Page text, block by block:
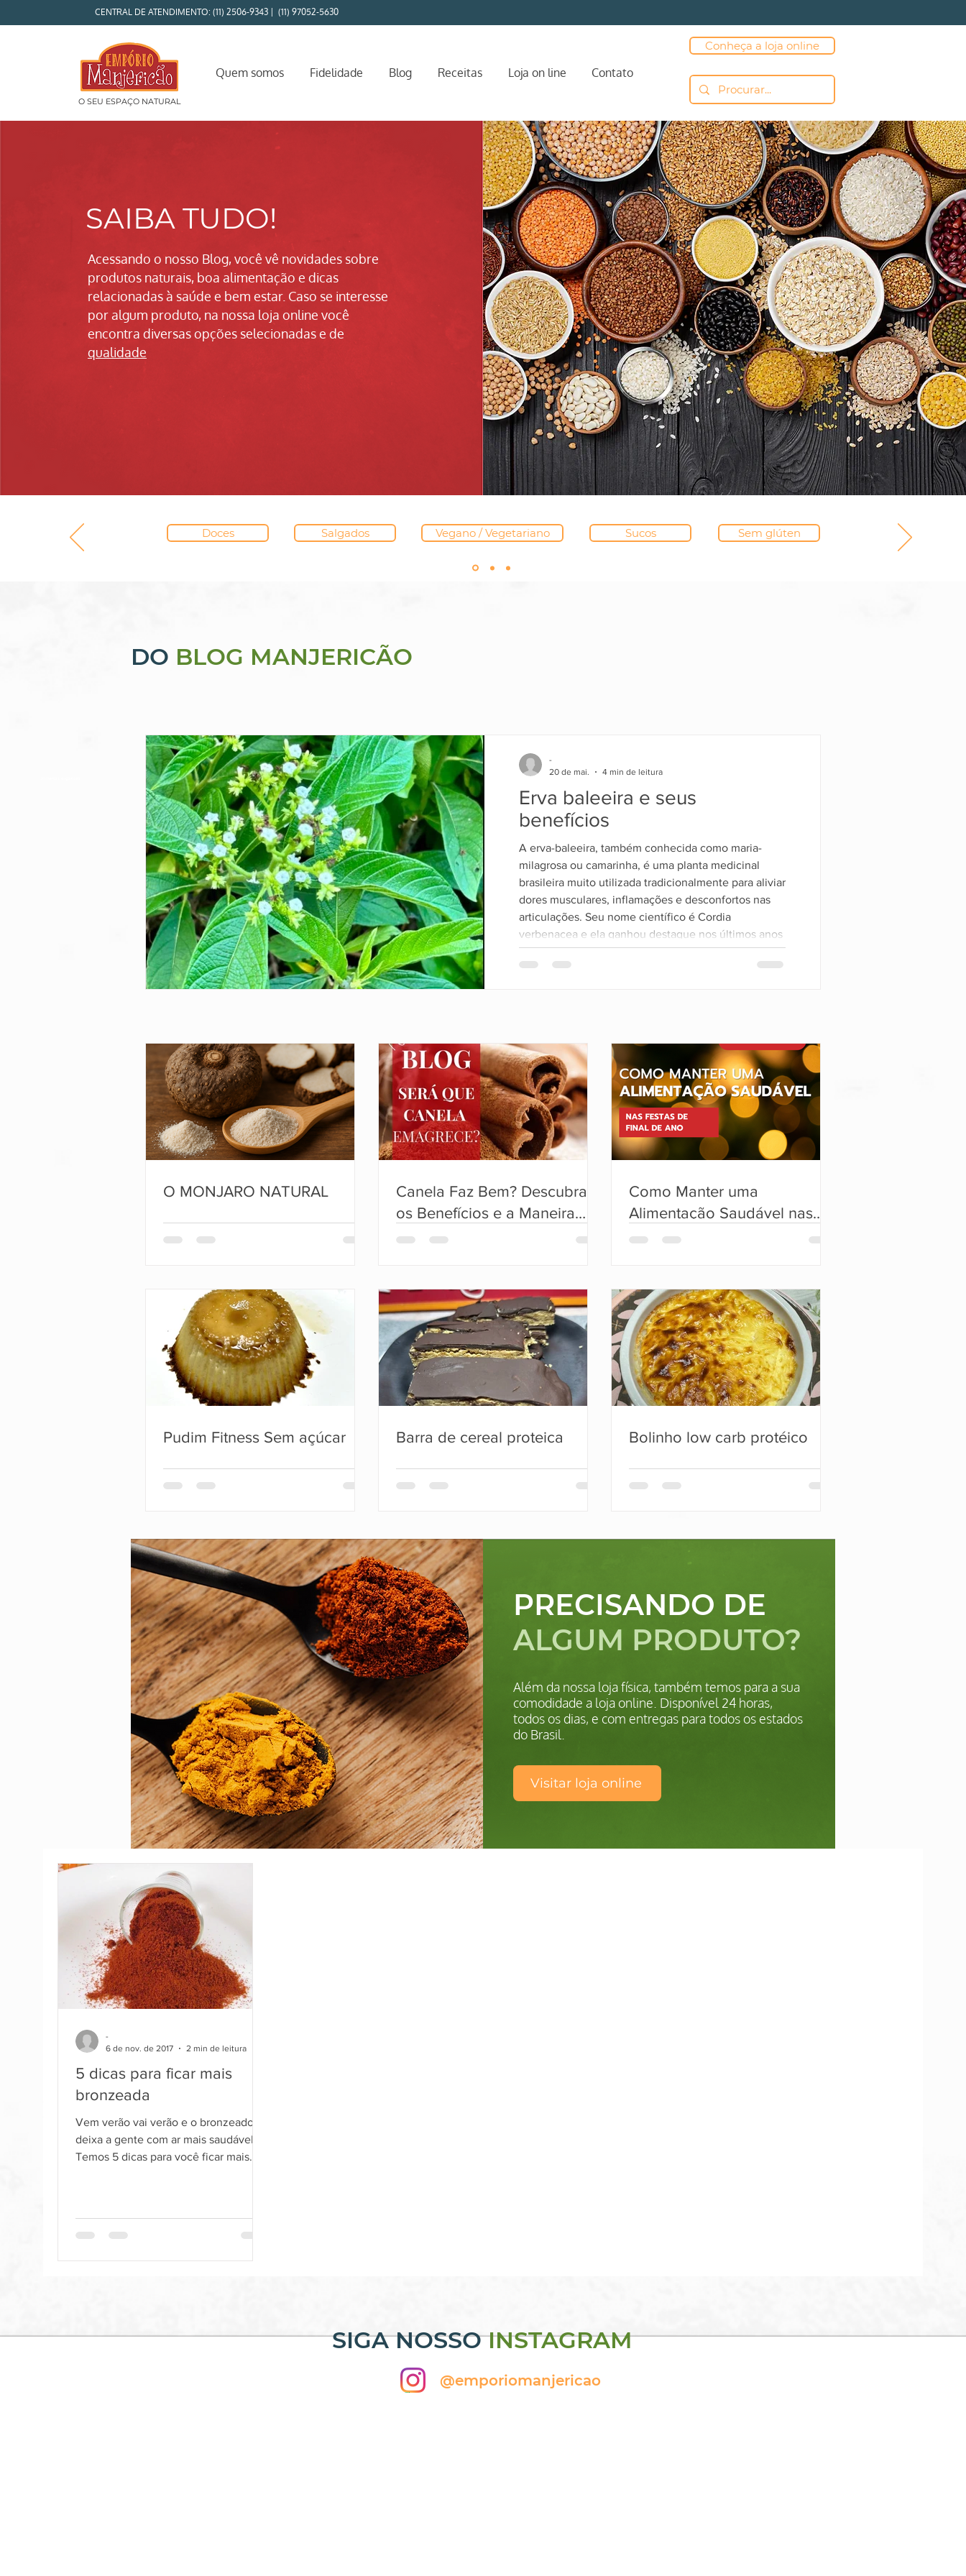
CENTRAL DE ATENDIMENTO: (11) 2506-9343 | (11) 97052-5630
O SEU ESPAÇO NATURAL
Quem somos Fidelidade Blog Receitas Loja on line Contato
Conheça a loja online
SAIBA TUDO!
Acessando o nosso Blog, você vê novidades sobre
produtos naturais, boa alimentação e dicas
relacionadas à saúde e bem estar. Caso se interesse
por algum produto, na nossa loja online você
encontra diversas opções selecionadas e de
qualidade
Doces Salgados Vegano / Vegetariano Sucos Sem glúten
DO BLOG MANJERICÃO
Erva baleeira e seus
benefícios
A erva-baleeira, também conhecida como maria-
milagrosa ou camarinha, é uma planta medicinal
brasileira muito utilizada tradicionalmente para aliviar
dores musculares, inflamações e desconfortos nas
articulações. Seu nome científico é Cordia
verbenacea e ela ganhou destaque nos últimos anos
devido ao interesse científico em suas propriedades
anti-inflamatórias e analgésicas.
-
20 de mai.
4 min de leitura
O MONJARO NATURAL
Canela Faz Bem? Descubra
os Benefícios e a Maneira
Certa de Usar!
Como Manter uma
Alimentação Saudável nas
Festas de Fim de Ano
Pudim Fitness Sem açúcar Barra de cereal proteica Bolinho low carb protéico
PRECISANDO DE
ALGUM PRODUTO?
Além da nossa loja física, também temos para a sua
comodidade a loja online. Disponível 24 horas,
todos os dias, e com entregas para todos os estados
do Brasil.
Visitar loja online
TODOS OS
5 dicas para ficar mais
bronzeada
Vem verão vai verão e o bronzeado
deixa a gente com ar mais saudável.
Temos 5 dicas para você ficar mais
-
6 de nov. de 2017
2 min de leitura
SIGA NOSSOINSTAGRAM
@emporiomanjericao